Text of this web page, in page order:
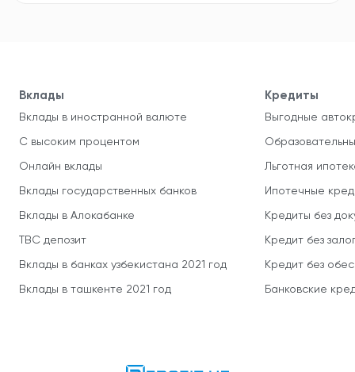
Вклады
Вклады в иностранной валюте
С высоким процентом
Онлайн вклады
Вклады государственных банков
Вклады в Алокабанке
TBC депозит
Вклады в банках узбекистана 2021 год
Вклады в ташкенте 2021 год
Кредиты
Выгодные
Льготная
Ипотечные
Кредиты без
Кредит без
Кредит без
Банковские